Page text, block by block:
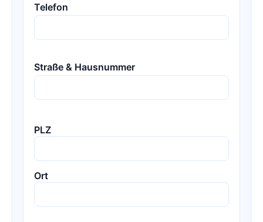
Telefon
Straße & Hausnummer
PLZ
Ort